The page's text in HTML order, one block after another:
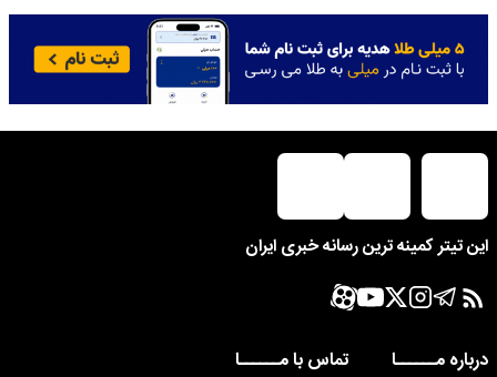
این تیتر کمینه ترین رسانه خبری ایران
درباره مــــــا
تماس با مــــــا